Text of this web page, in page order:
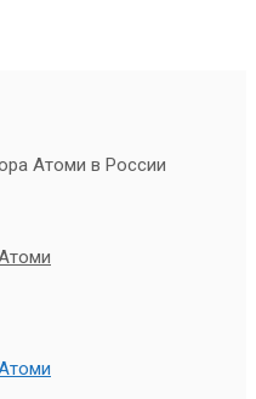
Атоми в России